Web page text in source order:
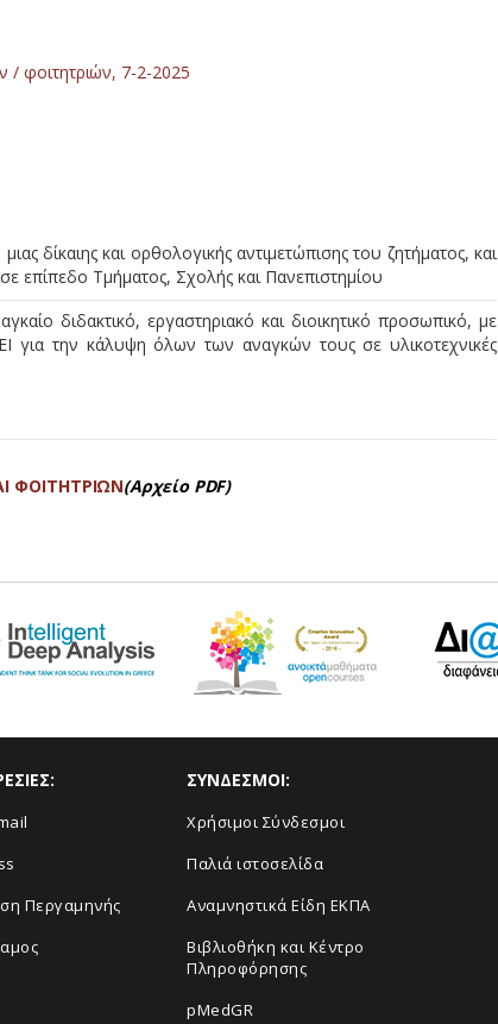
/ φοιτητριών, 7-2-2025
δίκαιης και ορθολογικής αντιμετώπισης του ζητήματος, και
επίπεδο Τμήματος, Σχολής και Πανεπιστημίου
διδακτικό, εργαστηριακό και διοικητικό προσωπικό, με
για την κάλυψη όλων των αναγκών τους σε υλικοτεχνικές
ΦΟΙΤΗΤΡΙΩΝ(Αρχείο PDF)
Περγαμηνής
ΣΥΝΔΕΣΜΟΙ:
Χρήσιμοι Σύνδεσμοι
Παλιά ιστοσελίδα
Αναμνηστικά Είδη ΕΚΠΑ
Βιβλιοθήκη και Κέντρο
Πληροφόρησης
pMedGR